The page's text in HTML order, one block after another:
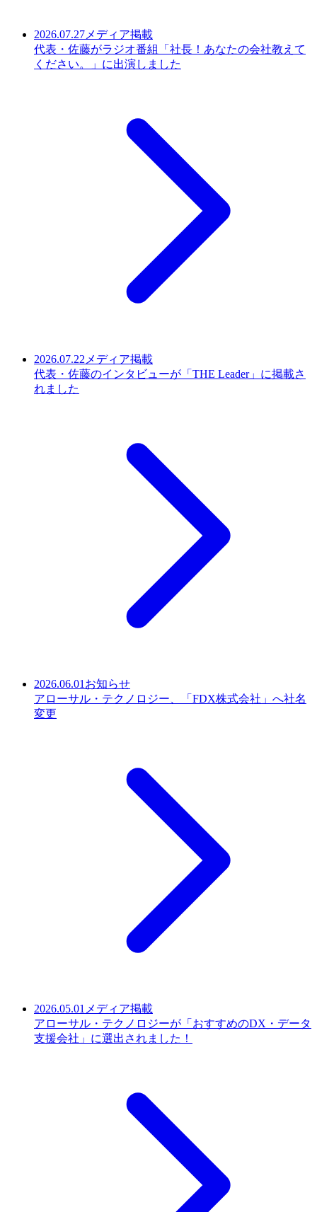
2026.07.27 メディア掲載
代表・佐藤がラジオ番組「社長！あなたの会社教えて
ください。」に出演しました
2026.07.22 メディア掲載
代表・佐藤のインタビューが「THE Leader」に掲載さ
れました
2026.06.01 お知らせ
アローサル・テクノロジー、「FDX株式会社」へ社名
変更
2026.05.01 メディア掲載
アローサル・テクノロジーが「おすすめのDX・データ
支援会社」に選出されました！